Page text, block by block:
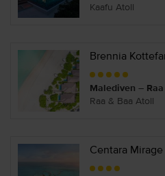
Kaafu Atoll
Brennia
Malediven –
Raa & Baa Atoll
Centara